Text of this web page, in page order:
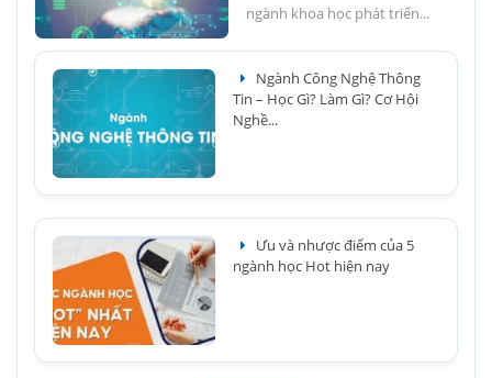
ngành khoa học phát triển...
Ngành Công Nghệ Thông
Tin – Học Gì? Làm Gì? Cơ Hội
Nghề...
Ưu và nhược điểm của 5
ngành học Hot hiện nay